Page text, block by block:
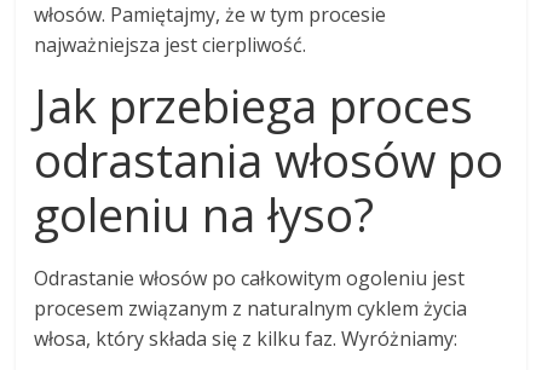
włosów. Pamiętajmy, że w tym procesie
najważniejsza jest cierpliwość.
Jak przebiega proces
odrastania włosów po
goleniu na łyso?
Odrastanie włosów po całkowitym ogoleniu jest
procesem związanym z naturalnym cyklem życia
włosa, który składa się z kilku faz. Wyróżniamy: